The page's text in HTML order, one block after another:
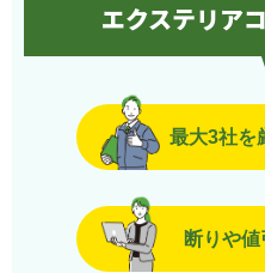
エクステリア
最大3社を
断りや